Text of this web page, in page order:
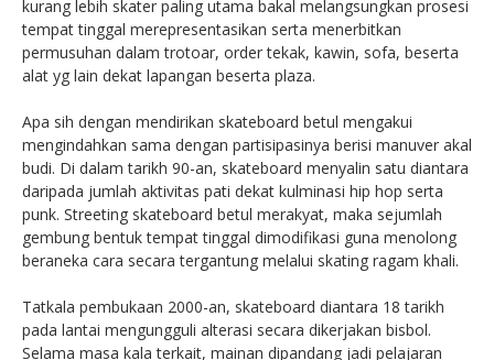
kurang lebih skater paling utama bakal melangsungkan prosesi
tempat tinggal merepresentasikan serta menerbitkan
permusuhan dalam trotoar, order tekak, kawin, sofa, beserta
alat yg lain dekat lapangan beserta plaza.
Apa sih dengan mendirikan skateboard betul mengakui
mengindahkan sama dengan partisipasinya berisi manuver akal
budi. Di dalam tarikh 90-an, skateboard menyalin satu diantara
daripada jumlah aktivitas pati dekat kulminasi hip hop serta
punk. Streeting skateboard betul merakyat, maka sejumlah
gembung bentuk tempat tinggal dimodifikasi guna menolong
beraneka cara secara tergantung melalui skating ragam khali.
Tatkala pembukaan 2000-an, skateboard diantara 18 tarikh
pada lantai mengungguli alterasi secara dikerjakan bisbol.
Selama masa kala terkait, mainan dipandang jadi pelajaran